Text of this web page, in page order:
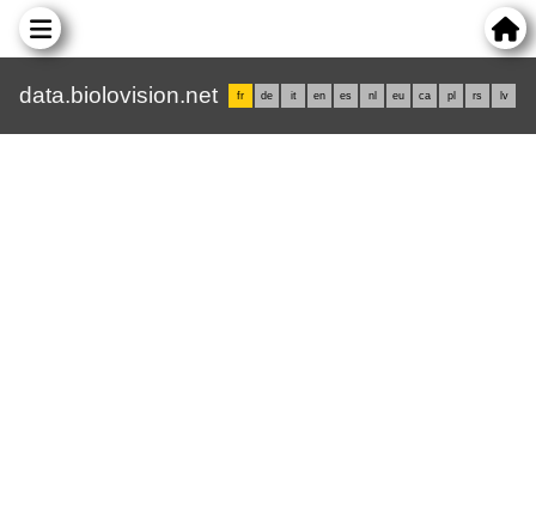
data.biolovision.net fr de it en es nl eu ca pl rs lv